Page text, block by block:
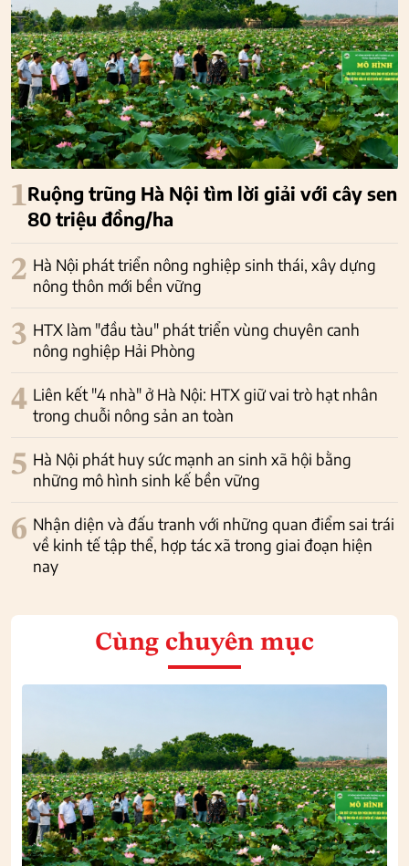
1Ruộng trũng Hà Nội tìm lời giải với cây sen
80 triệu đồng/ha
2 Hà Nội phát triển nông nghiệp sinh thái, xây dựng
nông thôn mới bền vững
3 HTX làm "đầu tàu" phát triển vùng chuyên canh
nông nghiệp Hải Phòng
4 Liên kết "4 nhà" ở Hà Nội: HTX giữ vai trò hạt nhân
trong chuỗi nông sản an toàn
5 Hà Nội phát huy sức mạnh an sinh xã hội bằng
những mô hình sinh kế bền vững
6 Nhận diện và đấu tranh với những quan điểm sai trái
về kinh tế tập thể, hợp tác xã trong giai đoạn hiện
nay
Cùng chuyên mục